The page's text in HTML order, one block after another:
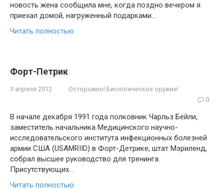
новость жена сообщила мне, когда поздно вечером я
приехал до­мой, нагруженный подарками…
Читать полностью
Форт-Петрик
3 апреля 2012
Осторожно! Биологическое оружие!
0
В начале декабря 1991 года полковник Чарльз Бейли,
заместитель начальника Медицинского научно-
исследовательско­го института инфекционных болезней
армии США (USAMRIID) в Форт-Детрике, штат Мэриленд,
собрал высшее руковод­ство для тренинга.
Присутствующих…
Читать полностью